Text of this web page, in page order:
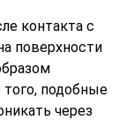
контакта с
поверхности
подобные
через